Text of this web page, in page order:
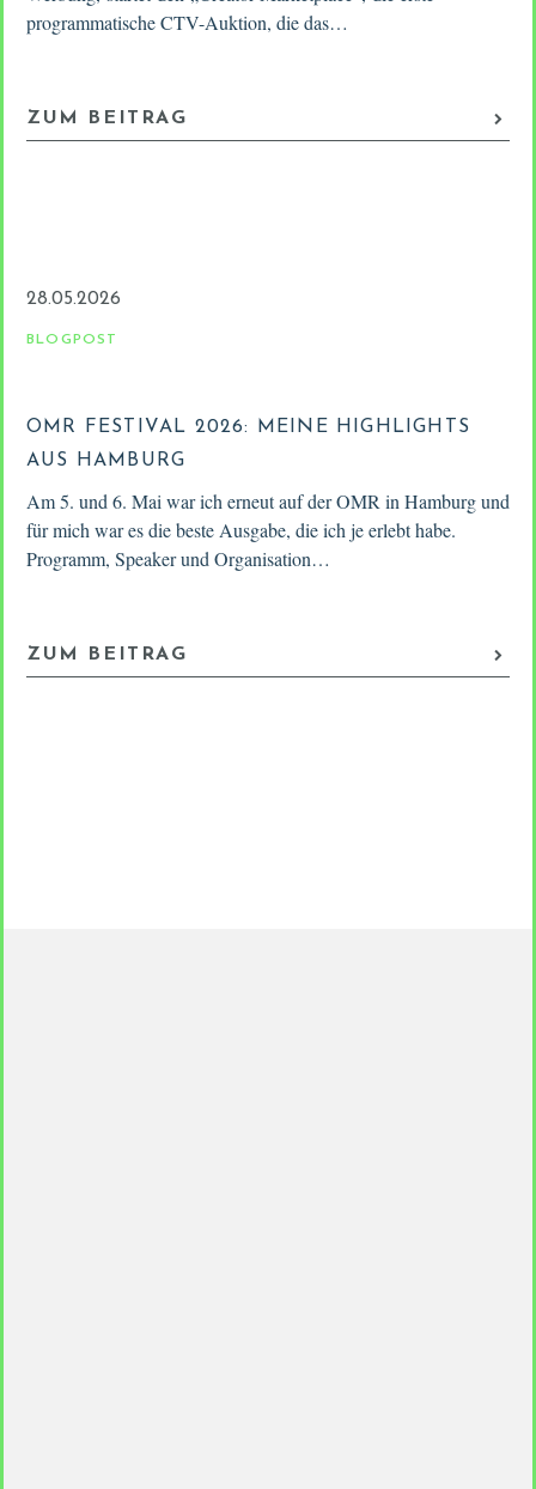
programmatische CTV-Auktion, die das…
ZUM BEITRAG
28.05.2026
BLOGPOST
OMR FESTIVAL 2026: MEINE HIGHLIGHTS
AUS HAMBURG
Am 5. und 6. Mai war ich erneut auf der OMR in Hamburg und
für mich war es die beste Ausgabe, die ich je erlebt habe.
Programm, Speaker und Organisation…
ZUM BEITRAG